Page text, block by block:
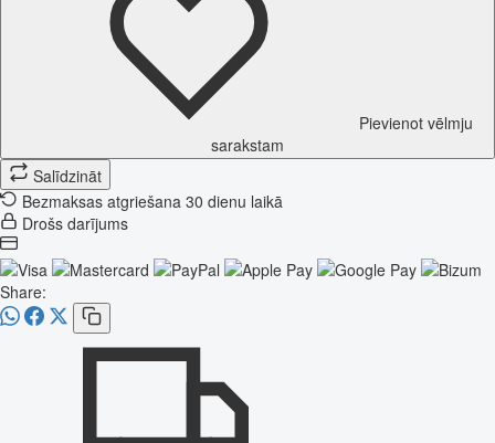
Pievienot vēlmju
sarakstam
Salīdzināt
Bezmaksas atgriešana 30 dienu laikā
Drošs darījums
Share: